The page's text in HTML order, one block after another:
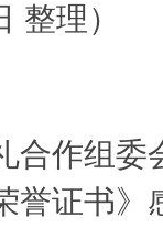
整理）
合作组
誉证书》